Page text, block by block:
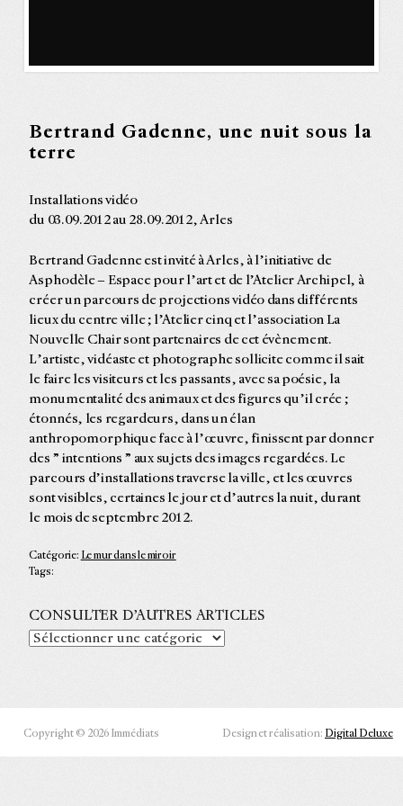
Bertrand Gadenne, une nuit sous la
terre
Installations vidéo
du 03.09.2012 au 28.09.2012, Arles
Bertrand Gadenne est invité à Arles, à l’initiative de
Asphodèle – Espace pour l’art et de l’Atelier Archipel, à
créer un parcours de projections vidéo dans différents
lieux du centre ville ; l’Atelier cinq et l’association La
Nouvelle Chair sont partenaires de cet évènement.
L’artiste, vidéaste et photographe sollicite comme il sait
le faire les visiteurs et les passants, avec sa poésie, la
monumentalité des animaux et des figures qu’il crée ;
étonnés, les regardeurs, dans un élan
anthropomorphique face à l’œuvre, finissent par donner
des ” intentions ” aux sujets des images regardées. Le
parcours d’installations traverse la ville, et les œuvres
sont visibles, certaines le jour et d’autres la nuit, durant
le mois de septembre 2012.
Catégorie: Le mur dans le miroir
Tags:
CONSULTER D’AUTRES ARTICLES
Copyright © 2026 Immédiats Design et réalisation: Digital Deluxe